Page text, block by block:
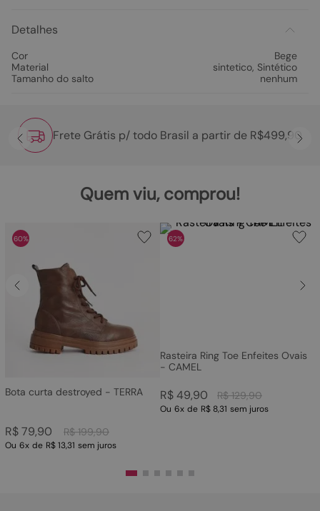
Detalhes
Cor
Bege
Material
sintetico, Sintético
Tamanho do salto
nenhum
Frete Grátis p/ todo Brasil a partir de R$499,90
Quem viu, comprou!
60%
Bota curta destroyed - TERRA
R$ 199,90
R$79,90
Ou 6x de R$ 13,31 sem juros
62%
Rasteira Ring Toe Enfeites Ovais
- CAMEL
R$ 129,90
R$49,90
Ou 6x de R$ 8,31 sem juros